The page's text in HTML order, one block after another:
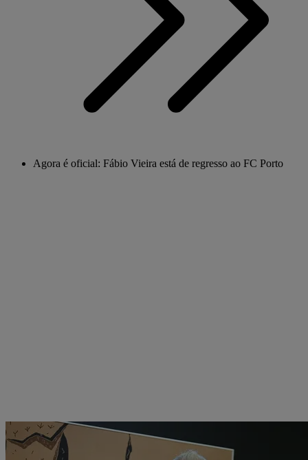
Agora é oficial: Fábio Vieira está de regresso ao FC Porto